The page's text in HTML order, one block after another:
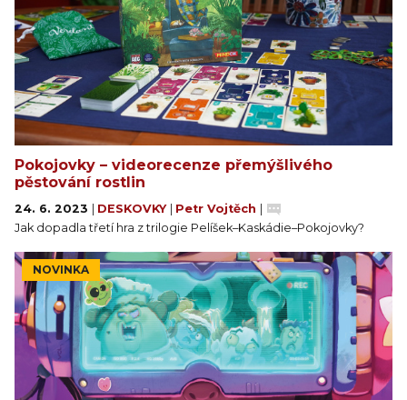
Pokojovky – videorecenze přemýšlivého
pěstování rostlin
24. 6. 2023 DESKOVKY Petr Vojtěch
Jak dopadla třetí hra z trilogie Pelíšek–Kaskádie–Pokojovky?
NOVINKA